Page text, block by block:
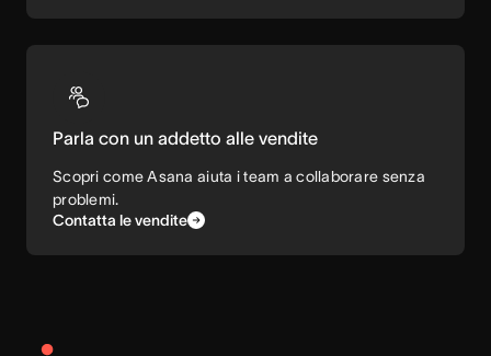
Parla con un addetto alle vendite
Scopri come Asana aiuta i team a collaborare senza
problemi.
Contatta le vendite